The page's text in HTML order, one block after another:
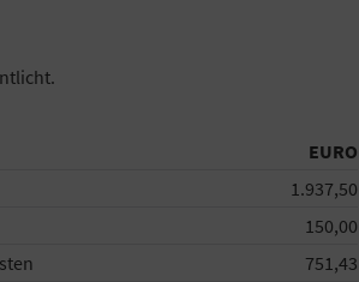
EURO
1.937,50
150,00
751,43